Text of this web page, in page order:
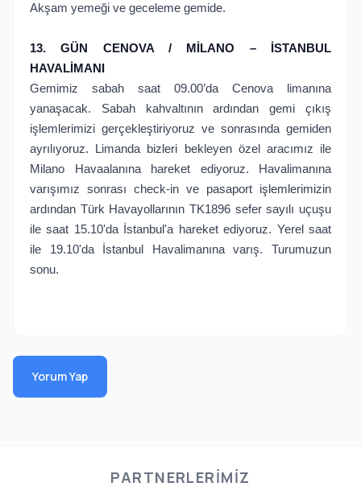
Akşam yemeği ve geceleme gemide.
13. GÜN CENOVA / MİLANO – İSTANBUL
HAVALİMANI
Gemimiz sabah saat 09.00’da Cenova limanına
yanaşacak. Sabah kahvaltının ardından gemi çıkış
işlemlerimizi gerçekleştiriyoruz ve sonrasında gemiden
ayrılıyoruz. Limanda bizleri bekleyen özel aracımız ile
Milano Havaalanına hareket ediyoruz. Havalimanına
varışımız sonrası check-in ve pasaport işlemlerimizin
ardından Türk Havayollarının TK1896 sefer sayılı uçuşu
ile saat 15.10'da İstanbul'a hareket ediyoruz. Yerel saat
ile 19.10'da İstanbul Havalimanına varış. Turumuzun
sonu.
Yorum Yap
PARTNERLERIMIZ